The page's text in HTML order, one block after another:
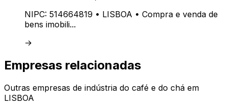
NIPC: 514664819 • LISBOA • Compra e venda de
bens imobili...
→
Empresas relacionadas
Outras empresas de indústria do café e do chá em
LISBOA